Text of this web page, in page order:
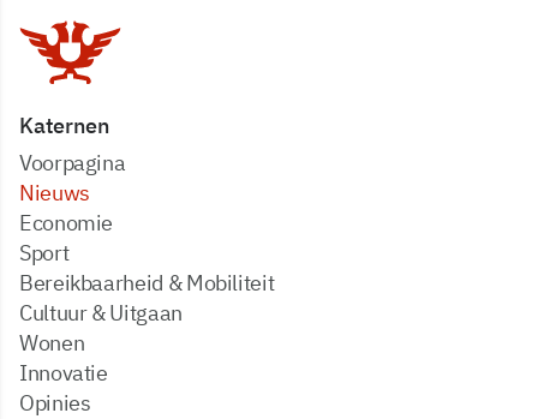
Katernen
Voorpagina
Nieuws
Economie
Sport
Bereikbaarheid & Mobiliteit
Cultuur & Uitgaan
Wonen
Innovatie
Opinies